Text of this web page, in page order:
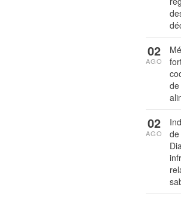
02
AGO
02
AGO